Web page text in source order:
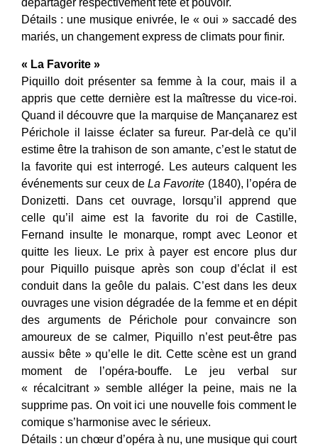
départager respectivement fête et pouvoir.
Détails : une musique enivrée, le « oui » saccadé des
mariés, un changement express de climats pour finir.
« La Favorite »
Piquillo doit présenter sa femme à la cour, mais il a
appris que cette dernière est la maîtresse du vice-roi.
Quand il découvre que la marquise de Mançanarez est
Périchole il laisse éclater sa fureur. Par-delà ce qu’il
estime être la trahison de son amante, c’est le statut de
la favorite qui est interrogé. Les auteurs calquent les
événements sur ceux de La Favorite (1840), l’opéra de
Donizetti. Dans cet ouvrage, lorsqu’il apprend que
celle qu’il aime est la favorite du roi de Castille,
Fernand insulte le monarque, rompt avec Leonor et
quitte les lieux. Le prix à payer est encore plus dur
pour Piquillo puisque après son coup d’éclat il est
conduit dans la geôle du palais. C’est dans les deux
ouvrages une vision dégradée de la femme et en dépit
des arguments de Périchole pour convaincre son
amoureux de se calmer, Piquillo n’est peut-être pas
aussi« bête » qu’elle le dit. Cette scène est un grand
moment de l’opéra-bouffe. Le jeu verbal sur
« récalcitrant » semble alléger la peine, mais ne la
supprime pas. On voit ici une nouvelle fois comment le
comique s’harmonise avec le sérieux.
Détails : un chœur d’opéra à nu, une musique qui court